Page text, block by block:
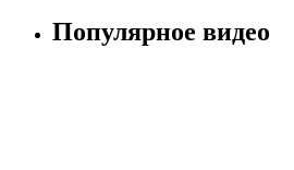
Популярное видео